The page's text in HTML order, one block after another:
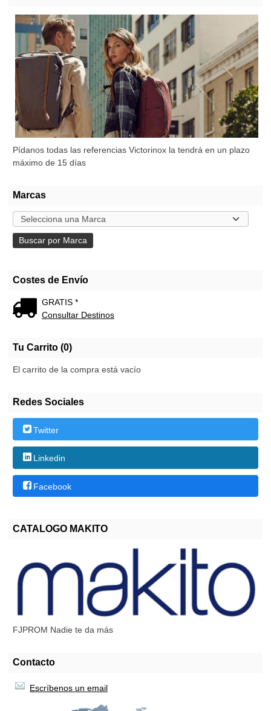
Pídanos todas las referencias Victorinox la tendrá en un plazo
máximo de 15 días
Marcas
Costes de Envío
GRATIS *
Consultar Destinos
Tu Carrito (0)
El carrito de la compra está vacío
Redes Sociales
Twitter
Linkedin
Facebook
CATALOGO MAKITO
FJPROM Nadie te da más
Contacto
Escríbenos un email